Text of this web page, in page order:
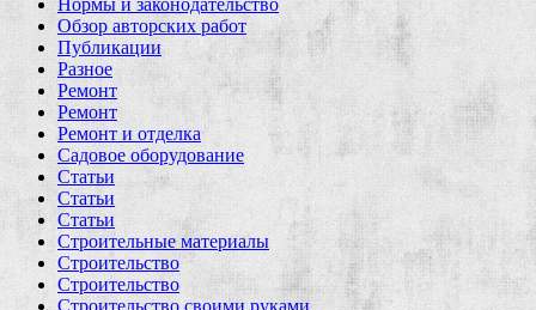
Обзор авторских работ
Публикации
Разное
Ремонт
Ремонт
Ремонт и отделка
Садовое оборудование
Статьи
Статьи
Статьи
Строительные материалы
Строительство
Строительство
Строительство своими руками